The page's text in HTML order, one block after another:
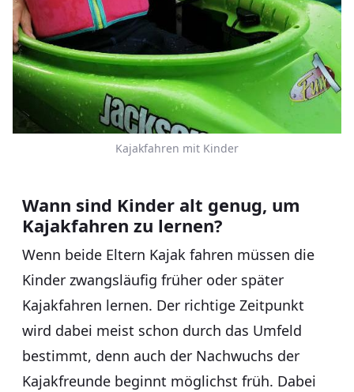
Kajakfahren mit Kinder
Wann sind Kinder alt genug, um
Kajakfahren zu lernen?
Wenn beide Eltern Kajak fahren müssen die
Kinder zwangsläufig früher oder später
Kajakfahren lernen. Der richtige Zeitpunkt
wird dabei meist schon durch das Umfeld
bestimmt, denn auch der Nachwuchs der
Kajakfreunde beginnt möglichst früh. Dabei